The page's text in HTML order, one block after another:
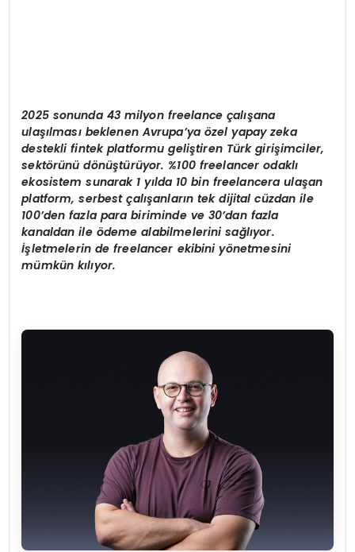
2025 sonunda 43 milyon freelance çalışana
ulaşılması beklenen Avrupa’ya özel yapay zeka
destekli fintek platformu geliştiren Türk girişimciler,
sektörünü dönüştürüyor. %100 freelancer odaklı
ekosistem sunarak 1 yılda 10 bin freelancera ulaşan
platform, serbest çalışanların tek dijital cüzdan ile
100’den fazla para biriminde ve 30’dan fazla
kanaldan ile ödeme alabilmelerini sağlıyor.
İşletmelerin de freelancer ekibini yönetmesini
mümkün kılıyor.